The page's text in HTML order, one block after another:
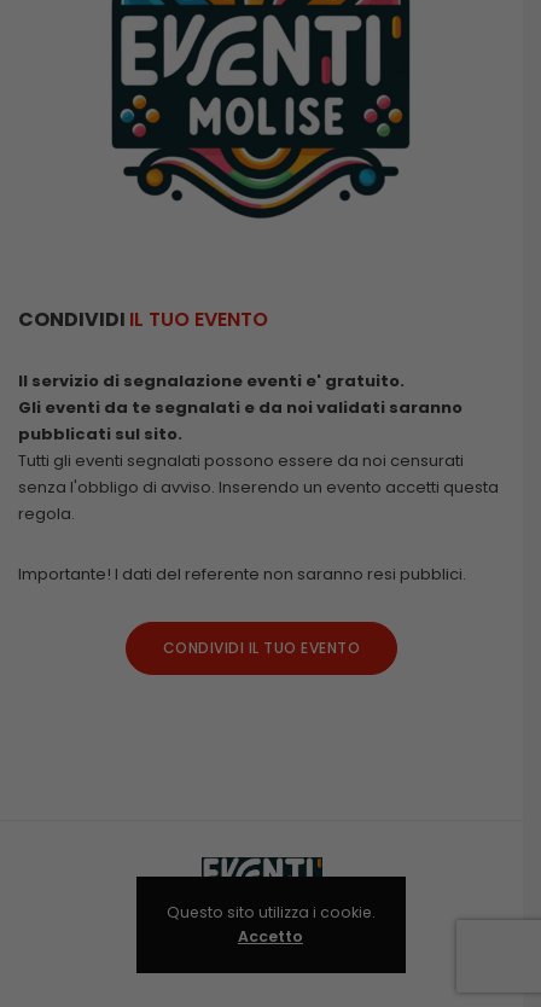
CONDIVIDI IL TUO EVENTO
Il servizio di segnalazione eventi e' gratuito.
Gli eventi da te segnalati e da noi validati saranno
pubblicati sul sito.
Tutti gli eventi segnalati possono essere da noi censurati
senza l'obbligo di avviso. Inserendo un evento accetti questa
regola.
Importante! I dati del referente non saranno resi pubblici.
CONDIVIDI IL TUO EVENTO
Questo sito utilizza i cookie.
Accetto